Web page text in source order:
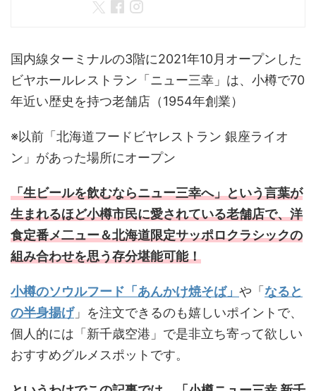
国内線ターミナルの3階に2021年10月オープンした
ビヤホールレストラン「ニュー三幸」は、小樽で70
年近い歴史を持つ老舗店（1954年創業）
※以前「北海道フードビヤレストラン 銀座ライオ
ン」があった場所にオープン
「生ビールを飲むならニュー三幸へ」という言葉が
生まれるほど小樽市民に愛されている老舗店で、洋
食定番メ二ュー＆北海道限定サッポロクラシックの
組み合わせを思う存分堪能可能！
小樽のソウルフード「あんかけ焼そば」 や「 なると
の半身揚げ」を注文できるのも嬉しいポイントで、
個人的には「新千歳空港」で是非立ち寄って欲しい
おすすめグルメスポットです。